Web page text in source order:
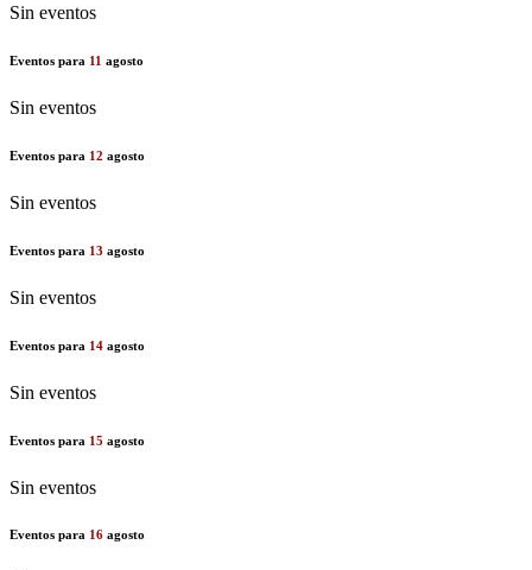
Sin eventos
Eventos para 11 agosto
Sin eventos
Eventos para 12 agosto
Sin eventos
Eventos para 13 agosto
Sin eventos
Eventos para 14 agosto
Sin eventos
Eventos para 15 agosto
Sin eventos
Eventos para 16 agosto